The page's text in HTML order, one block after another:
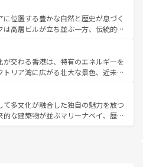
、韓国の多彩な魅力を心ゆくまで味
わってみてほしい。 なお、新着の韓国情報はコンテンツ一
。
が息づく。ハノイの古い町並みやホ
ス統治時代の建物も、独特の雰囲気を
た、バラエティの豊かさとおいしさで
ミー、ベトナムコーヒーなどは、ぜ
。どの地域を訪れてもあたたかい人々
れるので、きっと忘れられない旅にな
に位置する豊かな自然と歴史が息づく
は高層ビルが立ち並ぶ一方、伝統的な
。北部ではチェンマイなどの山岳地
、南部ではプーケットやクラビの美し
気分を楽しむことができる。タイ料理
温暖で、どの季節にも異なる楽しみ
みやすいタイの人々、仏教を中心とし
な観光資源が、訪れる旅人を魅了し続
が交わる香港は、特有のエネルギーを
トリア湾に広がる壮大な景色、近未来
動するはず。観光スポットが密集し
どころを回れるのも魅力。息をのむよ
な体験まで、香港を存分に楽しみ尽く
て多文化が融合した独自の魅力を放つ
的な建築物が並ぶマリーナベイ、歴史